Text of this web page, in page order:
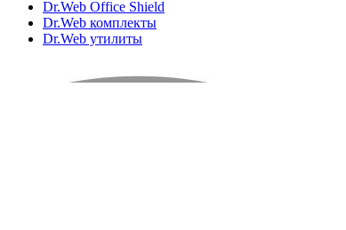
Dr.Web Office Shield
Dr.Web комплекты
Dr.Web утилиты